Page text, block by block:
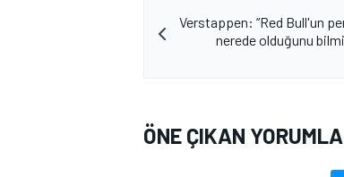
Verstappen: “Red Bull'un
nerede olduğunu
ÖNE ÇIKAN